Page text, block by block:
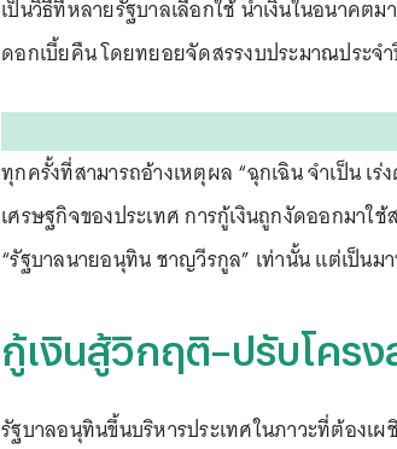
เป็นวิธีที่หลายรัฐบาลเลือกใช้ นำเงินในอนาค
ดอกเบี้ยคืน โดยทยอยจัดสรรงบประมาณประจ
ทุกครั้งที่สามารถอ้างเหตุผล “ฉุกเฉิน จำเป็น เ
เศรษฐกิจของประเทศ การกู้เงินถูกงัดออกมาใ
“รัฐบาลนายอนุทิน ชาญวีรกูล” เท่านั้น แต่เป็น
กู้เงินสู้วิกฤติ–ปรับโคร
รัฐบาลอนุทินขึ้นบริหารประเทศในภาวะที่ต้อง